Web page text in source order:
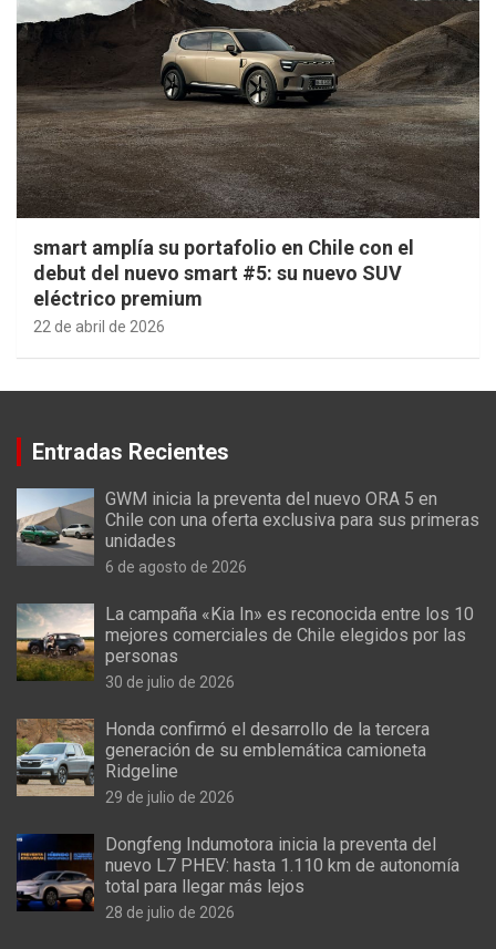
smart amplía su portafolio en Chile con el
debut del nuevo smart #5: su nuevo SUV
eléctrico premium
22 de abril de 2026
Entradas Recientes
GWM inicia la preventa del nuevo ORA 5 en
Chile con una oferta exclusiva para sus primeras
unidades
6 de agosto de 2026
La campaña «Kia In» es reconocida entre los 10
mejores comerciales de Chile elegidos por las
personas
30 de julio de 2026
Honda confirmó el desarrollo de la tercera
generación de su emblemática camioneta
Ridgeline
29 de julio de 2026
Dongfeng Indumotora inicia la preventa del
nuevo L7 PHEV: hasta 1.110 km de autonomía
total para llegar más lejos
28 de julio de 2026